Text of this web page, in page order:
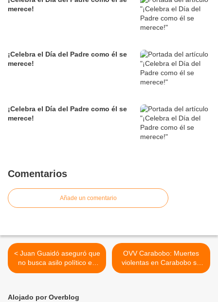
merece!
¡Celebra el Día del Padre como él se
merece!
¡Celebra el Día del Padre como él se
merece!
Comentarios
Añade un comentario
< Juan Guaidó aseguró que
no busca asilo político en
EE.UU. durante
OVV Carabobo: Muertes
violentas en Carabobo se
redujeron en al menos 32%
Alojado por Overblog